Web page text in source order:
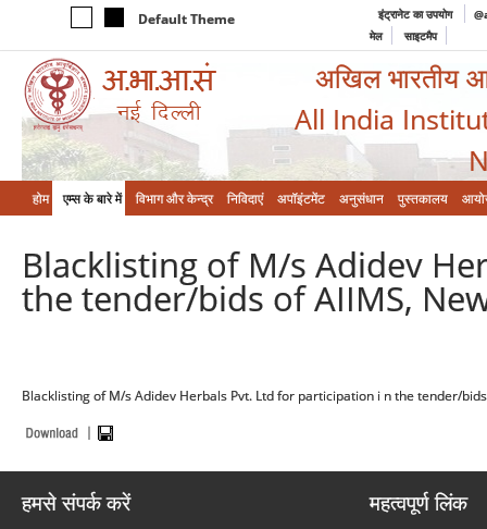
Default Theme इंट्रानेट का उपयोग
मेल
साइटमैप
अखिल भारतीय
All India
होम एम्‍स के बारे में विभाग और केन्‍द्र निविदाएं अपॉइंटमेंट अनुसंधान पुस्तकालय
Blacklisting of M/s Adidev
the tender/bids of AIIMS,
Blacklisting of M/s Adidev Herbals Pvt. Ltd for participation i n the tender/
हमसे संपर्क करें महत्वपूर्ण लिंक